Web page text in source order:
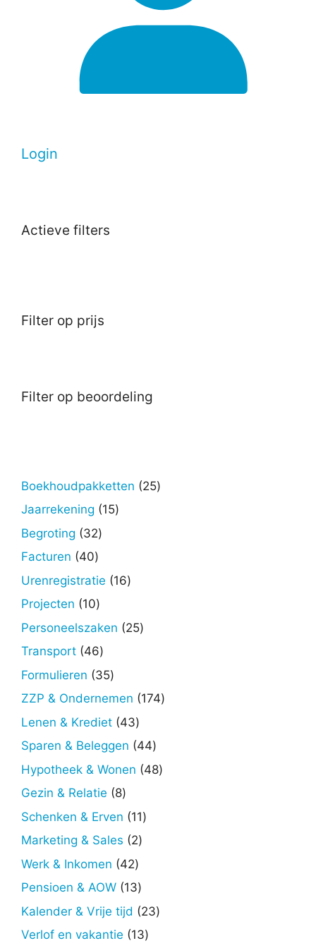
Login
Actieve filters
Filter op prijs
Filter op beoordeling
Boekhoudpakketten 2525
Jaarrekening 1515
Begroting 3232
Facturen 4040
producten
Urenregistratie 1616
Projecten 1010
producten
Personeelszaken 2525
Transport 4646
producten
Formulieren 3535
producten
ZZP & Ondernemen 174174
Lenen & Krediet 4343
producten
Sparen & Beleggen 4444
producten
Hypotheek & Wonen 4848
Gezin & Relatie 88
producten
Schenken & Erven 1111
Marketing & Sales 22
Werk & Inkomen 4242
producten
Pensioen & AOW 1313
producten
Kalender & Vrije tijd 2323
Verlof en vakantie 1313